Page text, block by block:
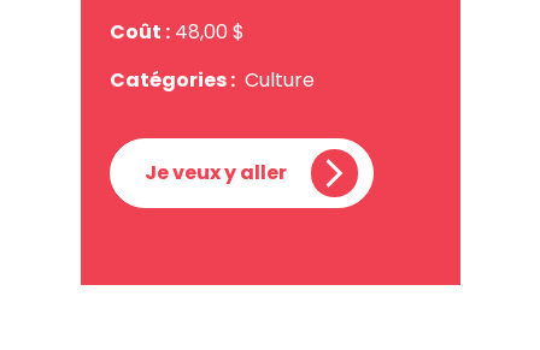
Coût : 48,00 $
Catégories : Culture
Je veux y aller